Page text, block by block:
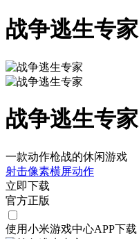
战争逃生专家
战争逃生专家
一款动作枪战的休闲游戏
射击像素横屏动作
立即下载
官方正版
使用小米游戏中心APP下载